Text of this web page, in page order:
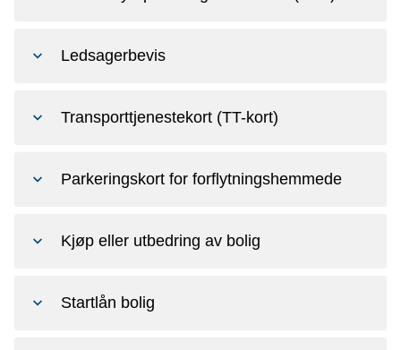
Ledsagerbevis
Transporttjenestekort (TT-kort)
Parkeringskort for forflytningshemmede
Kjøp eller utbedring av bolig
Startlån bolig